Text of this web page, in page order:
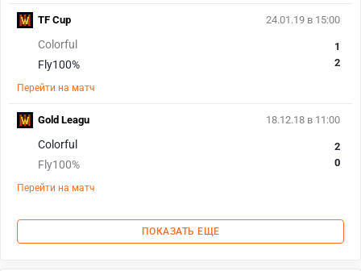
24.01.19 в 15:00
Colorful
Fly100%
1
2
Перейти на матч
TF Cup
18.12.18 в 11:00
Colorful
Fly100%
2
0
Перейти на матч
Gold Leagu
ПОКАЗАТЬ ЕЩЕ